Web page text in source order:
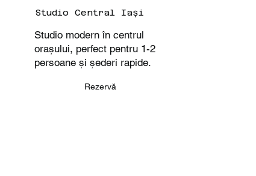
Studio Central Iași
Studio modern în centrul
orașului, perfect pentru 1-2
persoane și șederi rapide.
Rezervă